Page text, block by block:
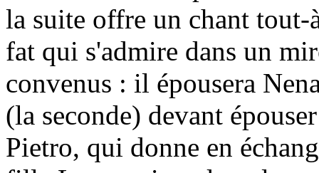
la suite offre un chant
fat qui s'admire dans un
convenus : il épousera
(la seconde) devant
Pietro, qui donne en